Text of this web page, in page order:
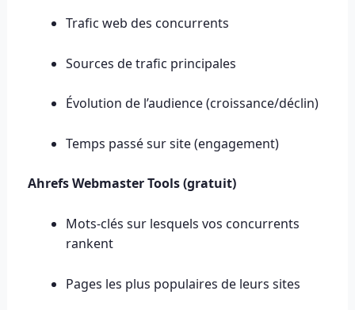
Trafic web des concurrents
Sources de trafic principales
Évolution de l’audience (croissance/déclin)
Temps passé sur site (engagement)
Ahrefs Webmaster Tools (gratuit)
Mots-clés sur lesquels vos concurrents
rankent
Pages les plus populaires de leurs sites